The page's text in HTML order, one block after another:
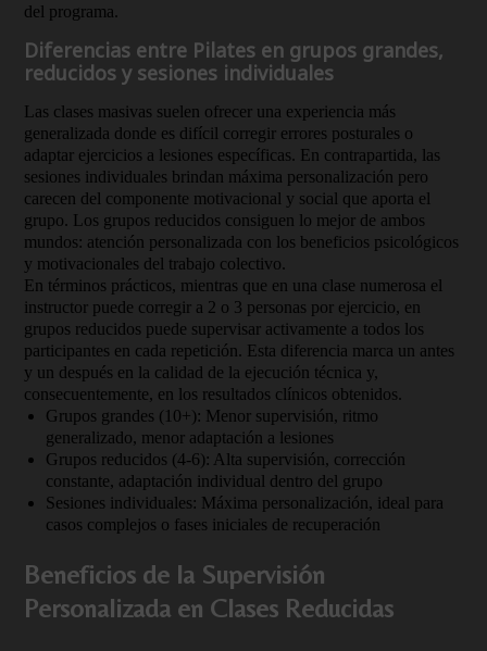
del programa.
Diferencias entre Pilates en grupos grandes,
reducidos y sesiones individuales
Las clases masivas suelen ofrecer una experiencia más
generalizada donde es difícil corregir errores posturales o
adaptar ejercicios a lesiones específicas. En contrapartida, las
sesiones individuales brindan máxima personalización pero
carecen del componente motivacional y social que aporta el
grupo. Los grupos reducidos consiguen lo mejor de ambos
mundos: atención personalizada con los beneficios psicológicos
y motivacionales del trabajo colectivo.
En términos prácticos, mientras que en una clase numerosa el
instructor puede corregir a 2 o 3 personas por ejercicio, en
grupos reducidos puede supervisar activamente a todos los
participantes en cada repetición. Esta diferencia marca un antes
y un después en la calidad de la ejecución técnica y,
consecuentemente, en los resultados clínicos obtenidos.
Grupos grandes (10+): Menor supervisión, ritmo
generalizado, menor adaptación a lesiones
Grupos reducidos (4-6): Alta supervisión, corrección
constante, adaptación individual dentro del grupo
Sesiones individuales: Máxima personalización, ideal para
casos complejos o fases iniciales de recuperación
Beneficios de la Supervisión
Personalizada en Clases Reducidas